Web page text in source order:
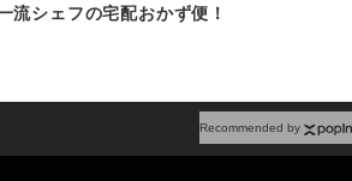
流シェフの宅配おかず便！
Recommended by